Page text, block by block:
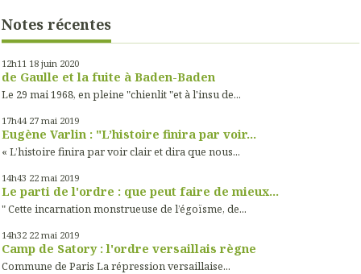
Notes récentes
12h11 18 juin 2020
de Gaulle et la fuite à Baden-Baden
Le 29 mai 1968, en pleine "chienlit "et à l'insu de...
17h44 27 mai 2019
Eugène Varlin : "L’histoire finira par voir...
« L’histoire finira par voir clair et dira que nous...
14h43 22 mai 2019
Le parti de l'ordre : que peut faire de mieux...
" Cette incarnation monstrueuse de l’égoïsme, de...
14h32 22 mai 2019
Camp de Satory : l'ordre versaillais règne
Commune de Paris La répression versaillaise...